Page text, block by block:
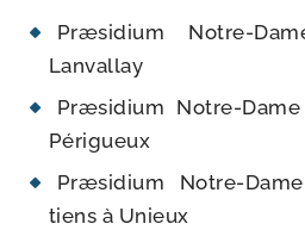
Præsidium Notre-​
Lanvallay
Præsidium Notre-​
Périgueux
Præsidium Notre-​
tiens à Unieux